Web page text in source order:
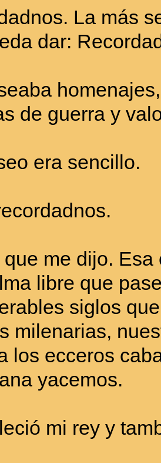
La más
dar:
de guerra y
era sencillo.
que me dijo.
libre que
siglos
milenarias,
los ecceros
yacemos.
mi rey y